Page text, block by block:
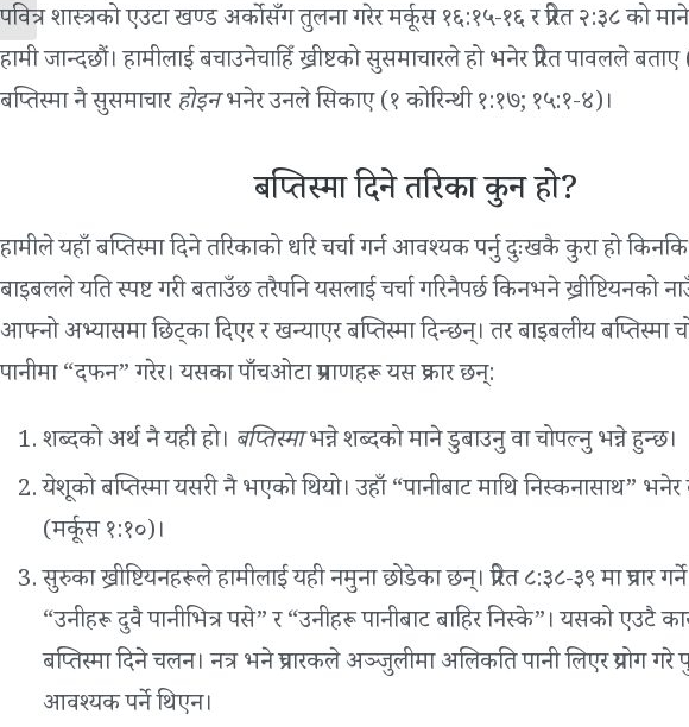
पवित्र शास्त्रको एउटा खण्ड अर्कोसँग तुलना गरेर मर्कूस १६:१५-१६ र प्रेरित २:३८ को
हामी जान्दछौं। हामीलाई बचाउनेचाहिँ ख्रीष्टको सुसमाचारले हो भनेर प्रेरित पावलले
बप्तिस्मा नै सुसमाचारहोइनभनेर उनले सिकाए (१ कोरिन्थी १:१७; १५:१-४)।
बप्तिस्मा दिने तरिका कुन हो?
हामीले यहाँ बप्तिस्मा दिने तरिकाको धरि चर्चा गर्न आवश्यक पर्नु दुःखकै कुरा हो
बाइबलले यति स्पष्ट गरी बताउँछ तरैपनि यसलाई चर्चा गरिनैपर्छ किनभने ख्रीष्टियनको
आफ्नो अभ्यासमा छिट्का दिएर र खन्याएर बप्तिस्मा दिन्छन्। तर बाइबलीय बप्तिस्मा
पानीमा “दफन” गरेर। यसका पाँचओटा प्रमाणहरू यस प्रकार छन्:
शब्दको अर्थ नै यही हो। बप्तिस्माभन्ने शब्दको माने डुबाउनु वा चोपल्नु भन्ने हुन्छ।
येशूको बप्तिस्मा यसरी नै भएको थियो। उहाँ “पानीबाट माथि निस्कनासाथ”
(मर्कूस १:१०)।
सुरुका ख्रीष्टियनहरूले हामीलाई यही नमुना छोडेका छन्। प्रेरित ८:३८-३९ मा प्रचार
“उनीहरू दुवै पानीभित्र पसे” र “उनीहरू पानीबाट बाहिर निस्के”। यसको एउटै
बप्तिस्मा दिने चलन। नत्र भने प्रचारकले अञ्जुलीमा अलिकति पानी लिएर प्रयोग गरे
आवश्यक पर्ने थिएन।